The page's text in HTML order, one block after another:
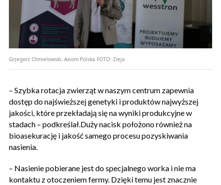
Grzegorz Chmielowski, Axiom Polska FOTO: Zieja
– Szybka rotacja zwierząt w naszym centrum zapewnia
dostęp do najświeższej genetyki i produktów najwyższej
jakości, które przekładają się na wyniki produkcyjne w
stadach – podkreślał.Duży nacisk położono również na
bioasekurację i jakość samego procesu pozyskiwania
nasienia.
– Nasienie pobierane jest do specjalnego worka i nie ma
kontaktu z otoczeniem fermy. Dzięki temu jest znacznie